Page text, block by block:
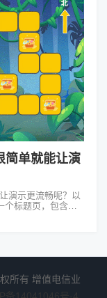
简单就能让演
演示更流畅呢？以
标题页，包含公
所有 增值电信业
备14041046号-4